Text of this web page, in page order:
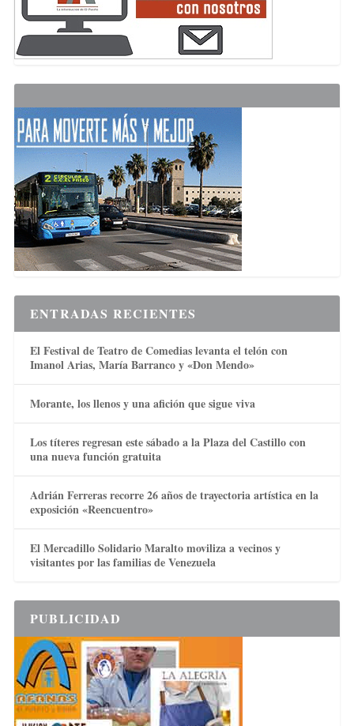
ENTRADAS RECIENTES
El Festival de Teatro de Comedias levanta el telón con
Imanol Arias, María Barranco y «Don Mendo»
Morante, los llenos y una afición que sigue viva
Los títeres regresan este sábado a la Plaza del Castillo con
una nueva función gratuita
Adrián Ferreras recorre 26 años de trayectoria artística en la
exposición «Reencuentro»
El Mercadillo Solidario Maralto moviliza a vecinos y
visitantes por las familias de Venezuela
PUBLICIDAD